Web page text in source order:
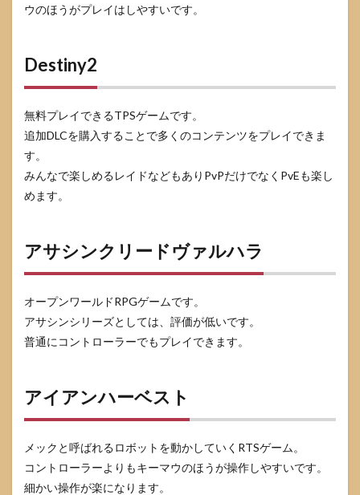
ウのほうがプレイはしやすいです。
Destiny2
無料プレイできるTPSゲームです。
追加DLCを購入することで多くのコンテンツをプレイできま
す。
みんなで楽しめるレイドなどもありPvPだけでなくPvEも楽し
めます。
アサシンクリードヴァルハラ
オープンワールドRPGゲームです。
アサシンシリーズとしては、評価が低いです。
普通にコントローラーでもプレイできます。
アイアンハーベスト
メックと呼ばれるロボットを動かしていくRTSゲーム。
コントローラーよりもキーマウのほうが操作しやすいです。
細かい操作が楽になります。